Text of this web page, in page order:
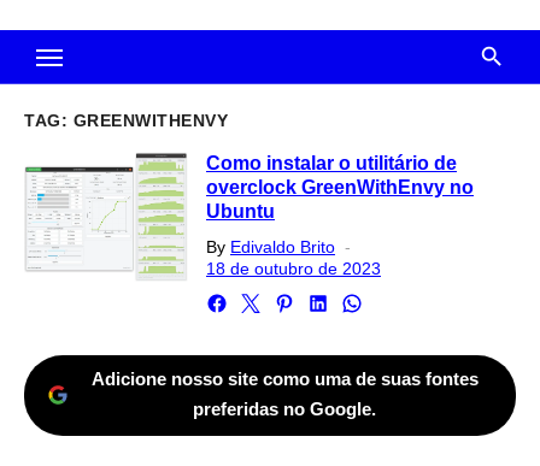
TAG: GREENWITHENVY
Como instalar o utilitário de
overclock GreenWithEnvy no
Ubuntu
By Edivaldo Brito
on
18 de outubro de 2023
Adicione nosso site como uma de suas fontes
preferidas no Google.